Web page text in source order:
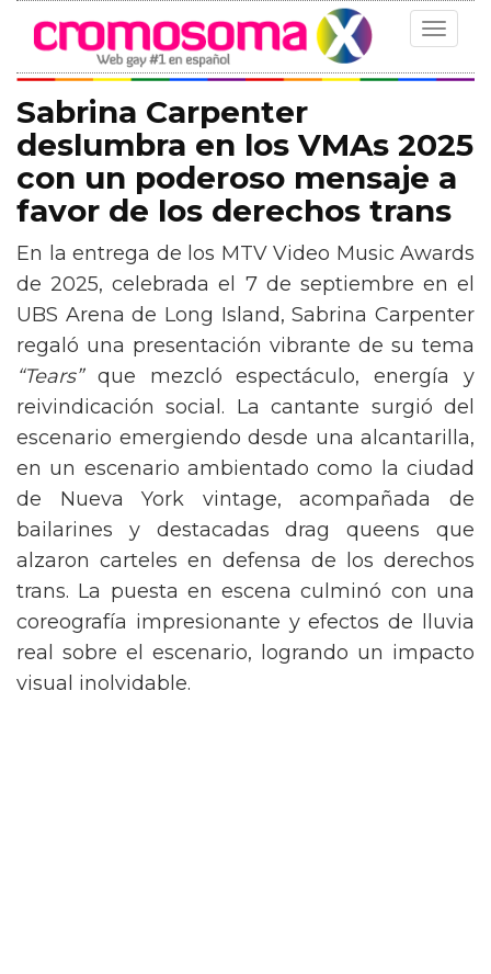
Toggle
Sabrina Carpenter
deslumbra en los VMAs 2025
con un poderoso mensaje a
favor de los derechos trans
En la entrega de los MTV Video Music Awards
de 2025, celebrada el 7 de septiembre en el
UBS Arena de Long Island, Sabrina Carpenter
regaló una presentación vibrante de su tema
“Tears”que mezcló espectáculo, energía y
reivindicación social. La cantante surgió del
escenario emergiendo desde una alcantarilla,
en un escenario ambientado como la ciudad
de Nueva York vintage, acompañada de
bailarines y destacadas drag queens que
alzaron carteles en defensa de los derechos
trans. La puesta en escena culminó con una
coreografía impresionante y efectos de lluvia
real sobre el escenario, logrando un impacto
visual inolvidable.